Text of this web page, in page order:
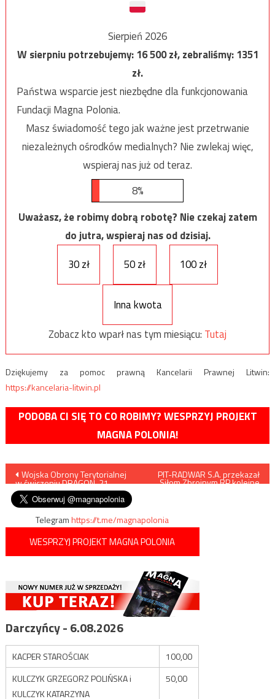
Sierpień 2026
W sierpniu potrzebujemy:16 500zł, zebraliśmy:1351
zł.
Państwa wsparcie jest niezbędne dla funkcjonowania
Fundacji Magna Polonia.
Masz świadomość tego jak ważne jest przetrwanie
niezależnych ośrodków medialnych? Nie zwlekaj więc,
wspieraj nas już od teraz.
8%
Uważasz, że robimy dobrą robotę? Nie czekaj zatem
do jutra, wspieraj nas od dzisiaj.
30 zł
50 zł 100 zł
Inna kwota
Zobacz kto wparł nas tym miesiącu: Tutaj
Dziękujemy za pomoc prawną Kancelarii Prawnej Litwin:
https://kancelaria-litwin.pl
PODOBA CI SIĘ TO CO ROBIMY? WESPRZYJ PROJEKT
MAGNA POLONIA!
Nawigacja
wpisu
Wojska Obrony Terytorialnej
w ćwiczeniu DRAGON-21
PIT-RADWAR S.A. przekazał
Siłom Zbrojnym RP kolejne
Telegramhttps://t.me/magnapolonia
WESPRZYJ PROJEKT MAGNA POLONIA
Darczyńcy - 6.08.2026
KACPER STAROŚCIAK
100,00
KULCZYK GRZEGORZ POLIŃSKA i
KULCZYK KATARZYNA
50,00